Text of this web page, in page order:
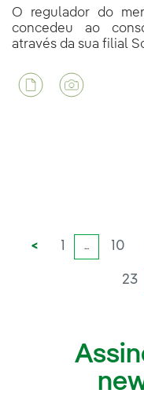
O regulador do
concedeu ao
através da sua filial
< 1 ... 10
23